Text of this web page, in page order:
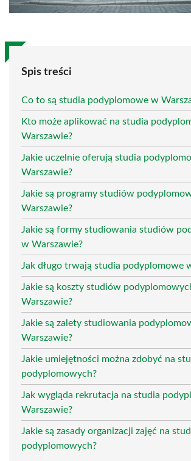
Spis treści
Co to są studia podyplomowe w
Kto może aplikować na studia
Warszawie?
Jakie uczelnie oferują studia
Warszawie?
Jakie są programy studiów
Warszawie?
Jakie są formy studiowania studiów
w Warszawie?
Jak długo trwają studia podyplomowe
Jakie są koszty studiów
Warszawie?
Jakie są zalety studiowania
Warszawie?
Jakie umiejętności można zdobyć na
podyplomowych?
Jak wygląda rekrutacja na studia
Warszawie?
Jakie są zasady organizacji zajęć na
podyplomowych?